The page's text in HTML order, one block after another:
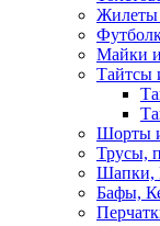
Жилеты
Майки
Тайтсы
Шорты
Трусы,
Шапки,
Бафы,